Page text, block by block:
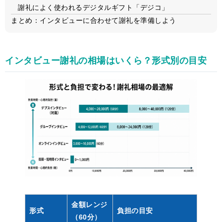
謝礼によく使われるデジタルギフト「デジコ」
まとめ：インタビューに合わせて謝礼を準備しよう
インタビュー謝礼の相場はいくら？形式別の目安
形式
金額レンジ
（60分）
負担の目安